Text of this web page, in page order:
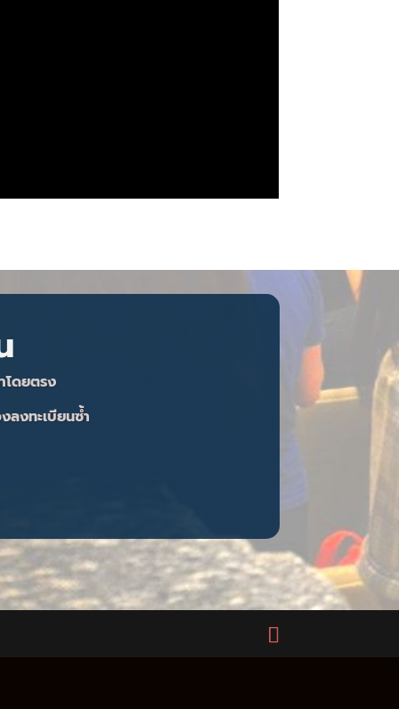
โดยตรง
ลงทะเบียนซ้ำ